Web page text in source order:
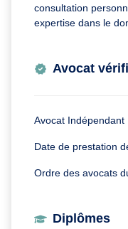
consultation
expertise dans le
Avocat
Avocat Indépendant
Date de prestation
Ordre des avocats
Diplômes